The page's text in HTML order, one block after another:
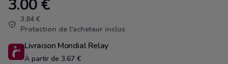
3.00€
3.84 €
Protection de l'acheteur inclus
Livraison Mondial Relay
À partir de 3.67 €